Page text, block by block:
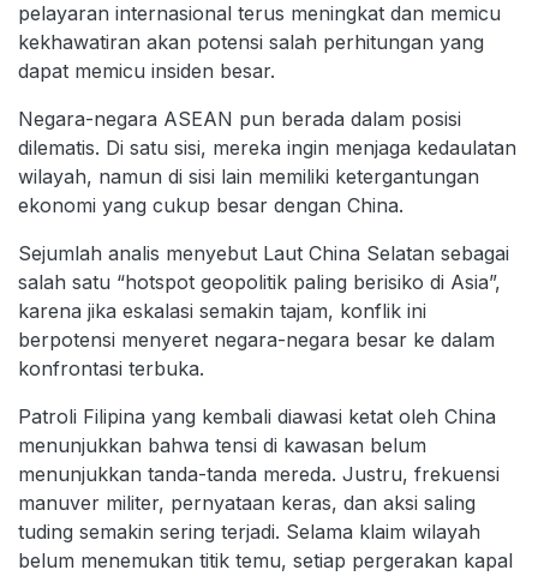
pelayaran internasional terus meningkat dan memicu
kekhawatiran akan potensi salah perhitungan yang
dapat memicu insiden besar.
Negara-negara ASEAN pun berada dalam posisi
dilematis. Di satu sisi, mereka ingin menjaga kedaulatan
wilayah, namun di sisi lain memiliki ketergantungan
ekonomi yang cukup besar dengan China.
Sejumlah analis menyebut Laut China Selatan sebagai
salah satu “hotspot geopolitik paling berisiko di Asia”,
karena jika eskalasi semakin tajam, konflik ini
berpotensi menyeret negara-negara besar ke dalam
konfrontasi terbuka.
Patroli Filipina yang kembali diawasi ketat oleh China
menunjukkan bahwa tensi di kawasan belum
menunjukkan tanda-tanda mereda. Justru, frekuensi
manuver militer, pernyataan keras, dan aksi saling
tuding semakin sering terjadi. Selama klaim wilayah
belum menemukan titik temu, setiap pergerakan kapal